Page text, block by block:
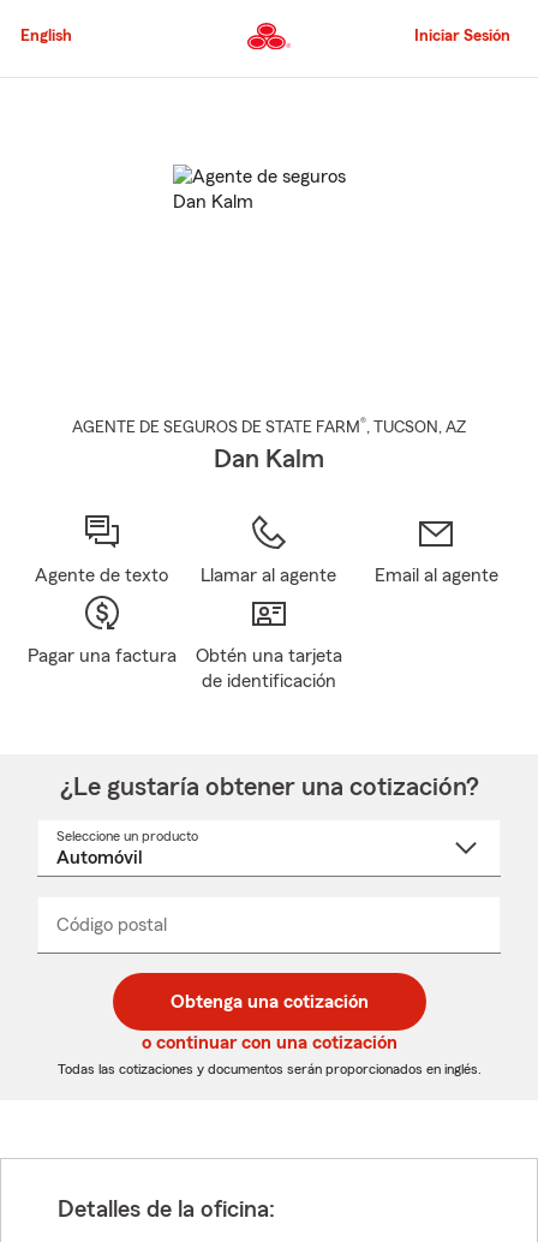
al
principal
English Iniciar Sesión
AGENTE DE SEGUROS DE STATE FARM®, TUCSON , AZ
Dan Kalm
Agente de texto Llamar al agente Email al agente
Pagar una factura
Obtén una tarjeta
de identificación
¿Le gustaría obtener una cotización?
Seleccione un producto
desplegable
Código postal
de
5
dígitos
de
5
dígitos
_____
Obtenga una cotización
o continuar con una cotización
Todas las cotizaciones y documentos serán proporcionados en inglés.
Detalles de la oficina: